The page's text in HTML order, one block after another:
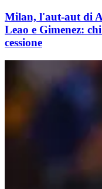
Milan, l'aut-aut di
Leao e Gimenez:
cessione